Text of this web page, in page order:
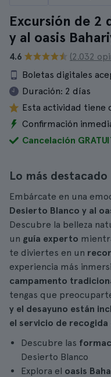
Excursión de 2
y al oasis
4.6
(2.032
Boletas digitales
Duración: 2 días
Esta actividad tiene
Confirmación
Cancelación
Lo más destacado
Embárcate en una
Desierto Blanco y al
Descubre la belleza
un guía experto
te diviertes en un
experiencia más
campamento
tengas que
y el desayuno están
el servicio de recogida
Descubre las
Desierto Blanco
Explora el oasis